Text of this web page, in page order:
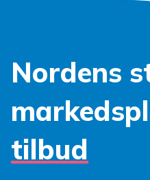
lommebok- og
Deksler er imidlertid
Ønsker du deg for
hodetelefoner? Det
på Fyndiq! Hvis du har
bestillingen din eller
Nordens
tilbud